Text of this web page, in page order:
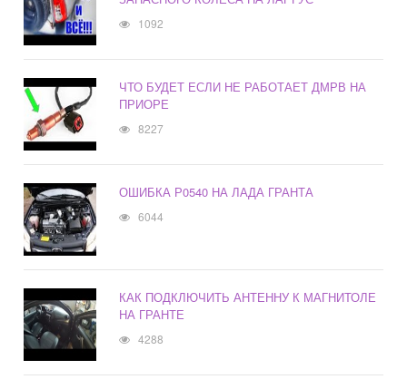
1092
ЧТО БУДЕТ ЕСЛИ НЕ РАБОТАЕТ ДМРВ НА
ПРИОРЕ
8227
ОШИБКА Р0540 НА ЛАДА ГРАНТА
6044
КАК ПОДКЛЮЧИТЬ АНТЕННУ К МАГНИТОЛЕ
НА ГРАНТЕ
4288